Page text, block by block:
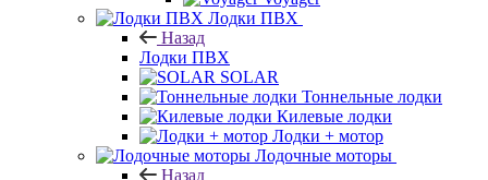
Лодки ПВХ
Назад
Лодки ПВХ
SOLAR
Тоннельные лодки
Килевые лодки
Лодки + мотор
Лодочные моторы
Назад